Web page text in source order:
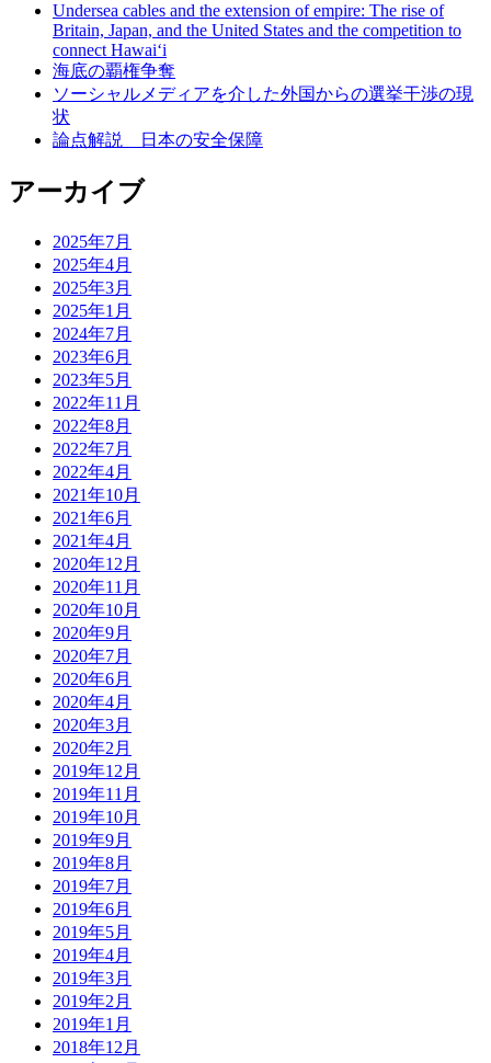
Undersea cables and the extension of empire: The rise of
Britain, Japan, and the United States and the competition to
connect Hawai‘i
海底の覇権争奪
ソーシャルメディアを介した外国からの選挙干渉の現
状
論点解説 日本の安全保障
アーカイブ
2025年7月
2025年4月
2025年3月
2025年1月
2024年7月
2023年6月
2023年5月
2022年11月
2022年8月
2022年7月
2022年4月
2021年10月
2021年6月
2021年4月
2020年12月
2020年11月
2020年10月
2020年9月
2020年7月
2020年6月
2020年4月
2020年3月
2020年2月
2019年12月
2019年11月
2019年10月
2019年9月
2019年8月
2019年7月
2019年6月
2019年5月
2019年4月
2019年3月
2019年2月
2019年1月
2018年12月